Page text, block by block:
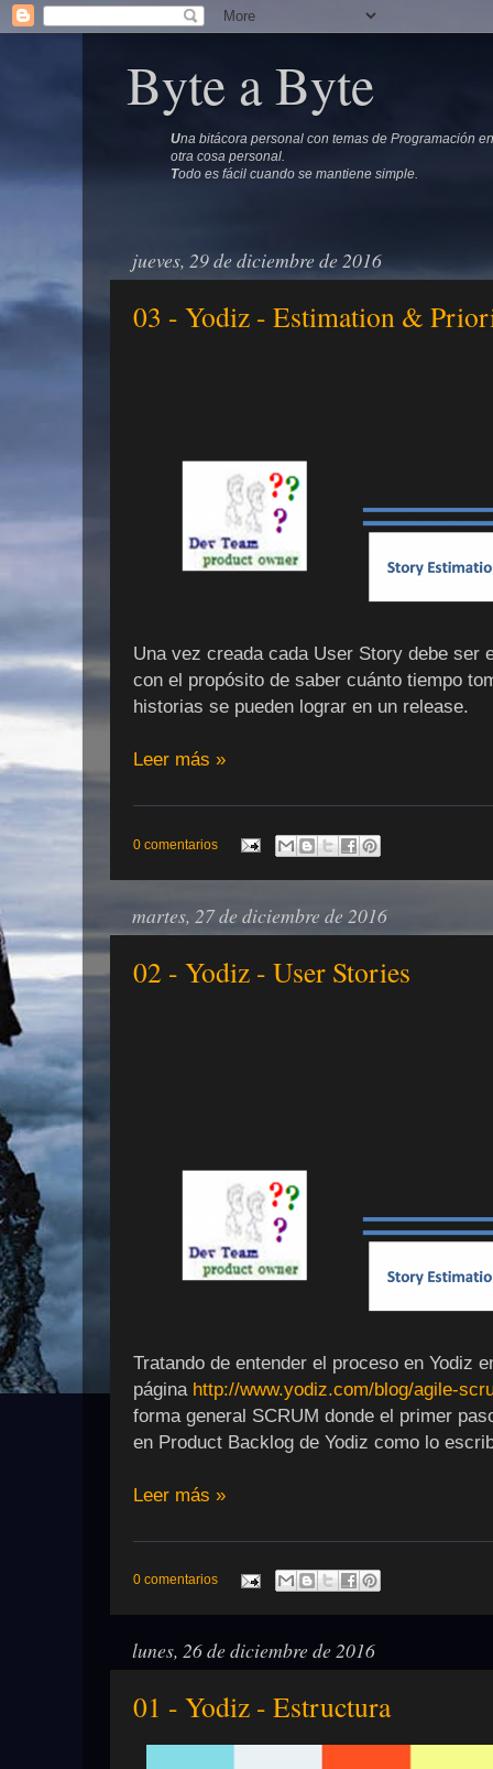
Byte a Byte
Una bitácora personal con temas de Programación
otra cosa personal.
Todo es fácil cuando se mantiene simple.
jueves, 29 de diciembre de 2016
03 - Yodiz - Estimation &
Una vez creada cada User Story debe ser
con el propósito de saber cuánto tiempo
historias se pueden lograr en un release.
Leer más »
0 comentarios
martes, 27 de diciembre de 2016
02 - Yodiz - User Stories
Tratando de entender el proceso en Yodiz
página http://www.yodiz.com/blog/agile-
forma general SCRUM donde el primer
en Product Backlog de Yodiz como lo
Leer más »
0 comentarios
lunes, 26 de diciembre de 2016
01 - Yodiz - Estructura